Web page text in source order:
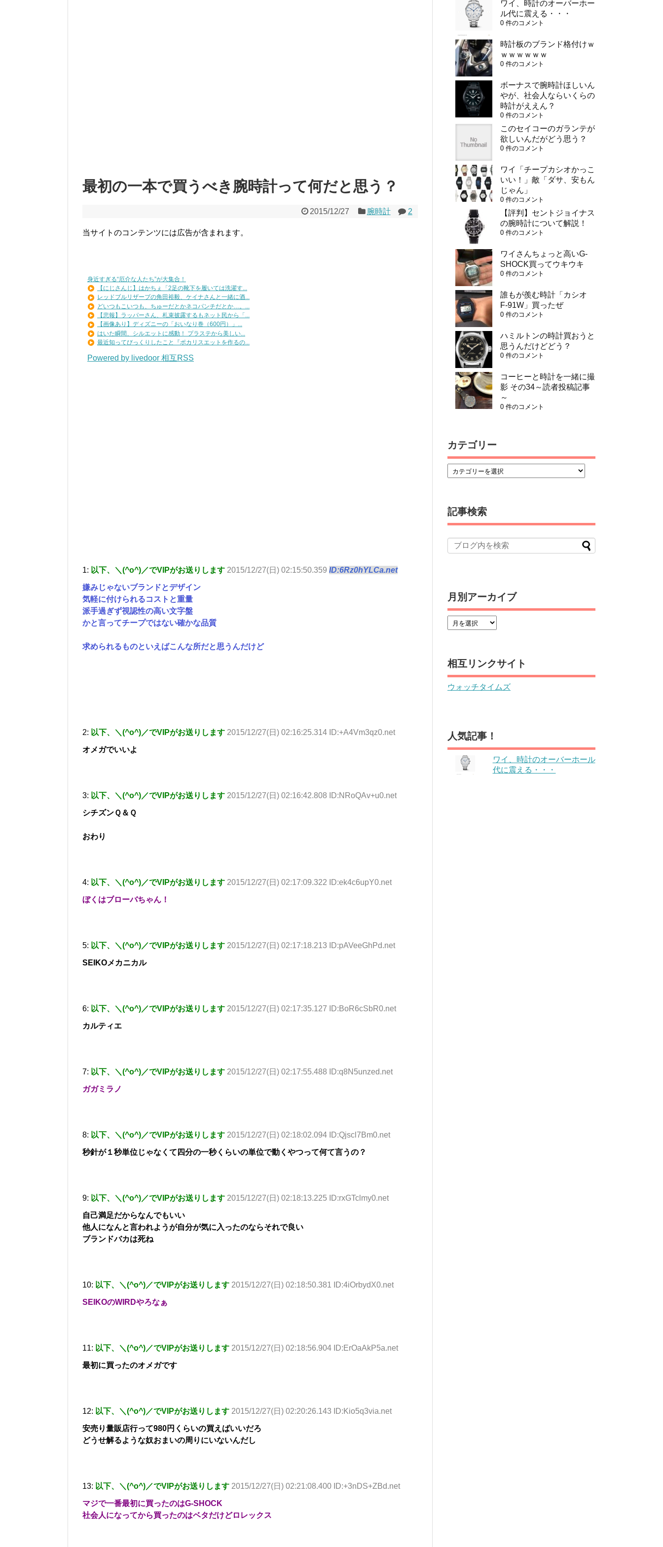
最初の一本で買うべき腕時計って何だと思う？
2015/12/27 腕時計 2
当サイトのコンテンツには広告が含まれます。
身近すぎる“厄介な人たち”が大集合！
【にじさんじ】はかちぇ「2足の靴下を履いては洗濯す...
レッドブルリザーブの角田裕毅、ケイナさんと一緒に酒...
どいつもこいつも、ちゅーだとかネコパンチだとか…。...
【悲報】ラッパーさん、札束披露するもネット民から「...
【画像あり】ディズニーの「おいなり巻（600円）」...
はいた瞬間、シルエットに感動！ プラステから美しい...
最近知ってびっくりしたこと『ポカリスエットを作るの...
Powered by livedoor 相互RSS
1: 以下、＼(^o^)／でVIPがお送りします 2015/12/27(日) 02:15:50.359 ID:6Rz0hYLCa.net
嫌みじゃないブランドとデザイン
気軽に付けられるコストと重量
派手過ぎず視認性の高い文字盤
かと言ってチープではない確かな品質
求められるものといえばこんな所だと思うんだけど
2: 以下、＼(^o^)／でVIPがお送りします 2015/12/27(日) 02:16:25.314 ID:+A4Vm3qz0.net
オメガでいいよ
3: 以下、＼(^o^)／でVIPがお送りします 2015/12/27(日) 02:16:42.808 ID:NRoQAv+u0.net
シチズンＱ＆Ｑ
おわり
4: 以下、＼(^o^)／でVIPがお送りします 2015/12/27(日) 02:17:09.322 ID:ek4c6upY0.net
ぼくはブローバちゃん！
5: 以下、＼(^o^)／でVIPがお送りします 2015/12/27(日) 02:17:18.213 ID:pAVeeGhPd.net
SEIKOメカニカル
6: 以下、＼(^o^)／でVIPがお送りします 2015/12/27(日) 02:17:35.127 ID:BoR6cSbR0.net
カルティエ
7: 以下、＼(^o^)／でVIPがお送りします 2015/12/27(日) 02:17:55.488 ID:q8N5unzed.net
ガガミラノ
8: 以下、＼(^o^)／でVIPがお送りします 2015/12/27(日) 02:18:02.094 ID:Qjscl7Bm0.net
秒針が１秒単位じゃなくて四分の一秒くらいの単位で動くやつって何て言うの？
9: 以下、＼(^o^)／でVIPがお送りします 2015/12/27(日) 02:18:13.225 ID:rxGTclmy0.net
自己満足だからなんでもいい
他人になんと言われようが自分が気に入ったのならそれで良い
ブランドバカは死ね
10: 以下、＼(^o^)／でVIPがお送りします 2015/12/27(日) 02:18:50.381 ID:4iOrbydX0.net
SEIKOのWIRDやろなぁ
11: 以下、＼(^o^)／でVIPがお送りします 2015/12/27(日) 02:18:56.904 ID:ErOaAkP5a.net
最初に買ったのオメガです
12: 以下、＼(^o^)／でVIPがお送りします 2015/12/27(日) 02:20:26.143 ID:Kio5q3via.net
安売り量販店行って980円くらいの買えばいいだろ
どうせ解るような奴おまいの周りにいないんだし
13: 以下、＼(^o^)／でVIPがお送りします 2015/12/27(日) 02:21:08.400 ID:+3nDS+ZBd.net
マジで一番最初に買ったのはG-SHOCK
社会人になってから買ったのはベタだけどロレックス
ワイ、時計のオーバーホー
ル代に震える・・・
0 件のコメント
時計板のブランド格付けｗ
ｗｗｗｗｗｗ
0 件のコメント
ボーナスで腕時計ほしいん
やが、社会人ならいくらの
時計がええん？
0 件のコメント
このセイコーのガランテが
欲しいんだがどう思う？
0 件のコメント
ワイ「チープカシオかっこ
いい！」敵「ダサ、安もん
じゃん」
0 件のコメント
【評判】セントジョイナス
の腕時計について解説！
0 件のコメント
ワイさんちょっと高いG-
SHOCK買ってウキウキ
0 件のコメント
誰もが羨む時計「カシオ
F-91W」買ったぜ
0 件のコメント
ハミルトンの時計買おうと
思うんだけどどう？
0 件のコメント
コーヒーと時計を一緒に撮
影 その34～読者投稿記事
～
0 件のコメント
カテゴリー
記事検索
月別アーカイブ
相互リンクサイト
ウォッチタイムズ
人気記事！
ワイ、時計のオーバーホール
代に震える・・・